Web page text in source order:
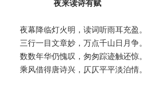
夜来读诗有赋
夜幕降临灯火明，读词听雨耳充盈。
三行一目文章妙，万点千山日月争。
数数年华仍愧叹，匆匆踪迹触还惊。
乘风借得唐诗兴，仄仄平平淡泊情。